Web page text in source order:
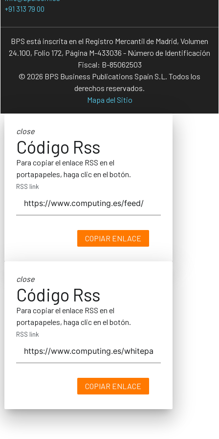
+91 313 79 00
BPS está inscrita en el Registro Mercantil de Madrid, Volumen
24.100, Folio 172, Página M-433036 - Número de Identificación
Fiscal: B-85062503
© 2026 BPS Business Publications Spain S.L. Todos los
derechos reservados.
Mapa del Sitio
close
Código Rss
Para copiar el enlace RSS en el
portapapeles, haga clic en el botón.
RSS link
COPIAR ENLACE
close
Código Rss
Para copiar el enlace RSS en el
portapapeles, haga clic en el botón.
RSS link
COPIAR ENLACE